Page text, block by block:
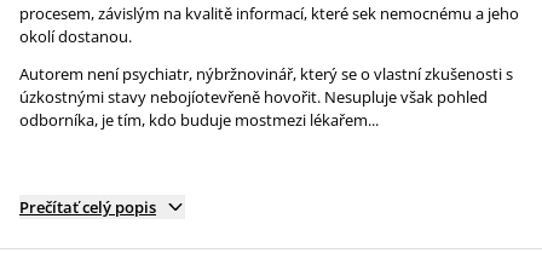
procesem, závislým na kvalitě informací, které sek nemocnému a jeho
okolí dostanou.
Autorem není psychiatr, nýbržnovinář, který se o vlastní zkušenosti s
úzkostnými stavy nebojíotevřeně hovořit. Nesupluje však pohled
odborníka, je tím, kdo buduje mostmezi lékařem...
Prečítať celý popis